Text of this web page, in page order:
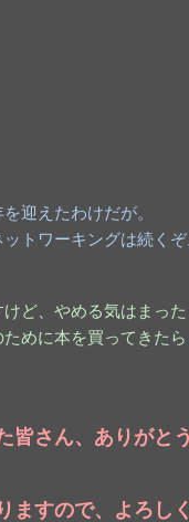
迎えたわけだが。
トワーキングは続く
ど、やめる気はまっ
めに本を買ってきた
皆さん、ありがと
ますので、よろし